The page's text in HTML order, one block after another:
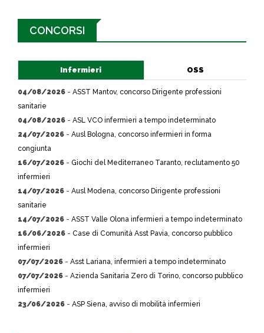
CONCORSI
Infermieri OSS
04/08/2026 - ASST Mantov, concorso Dirigente professioni
sanitarie
04/08/2026 - ASL VCO infermieri a tempo indeterminato
24/07/2026 - Ausl Bologna, concorso infermieri in forma
congiunta
16/07/2026 - Giochi del Mediterraneo Taranto, reclutamento 50
infermieri
14/07/2026 - Ausl Modena, concorso Dirigente professioni
sanitarie
14/07/2026 - ASST Valle Olona infermieri a tempo indeterminato
16/06/2026 - Case di Comunità Asst Pavia, concorso pubblico
infermieri
07/07/2026 - Asst Lariana, infermieri a tempo indeterminato
07/07/2026 - Azienda Sanitaria Zero di Torino, concorso pubblico
infermieri
23/06/2026 - ASP Siena, avviso di mobilità infermieri